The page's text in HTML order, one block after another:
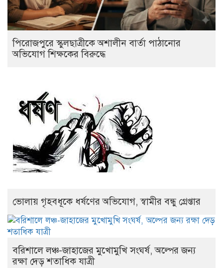
পিরোজপুরে স্কুলছাত্রীকে অশালীন বার্তা পাঠানোর
অভিযোগ শিক্ষকের বিরুদ্ধে
ভোলায় গৃহবধূকে ধর্ষণের অভিযোগ, স্বামীর বন্ধু গ্রেপ্তার
বরিশালে লঞ্চ-জাহাজের মুখোমুখি সংঘর্ষ, অল্পের জন্য
রক্ষা দেড় শতাধিক যাত্রী